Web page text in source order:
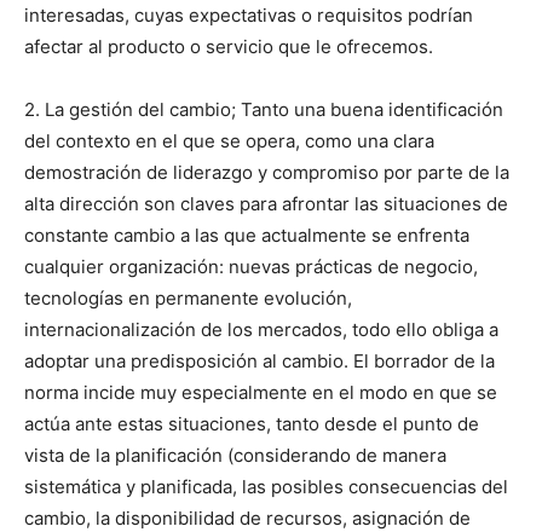
interesadas, cuyas expectativas o requisitos podrían
afectar al producto o servicio que le ofrecemos.
2. La gestión del cambio; Tanto una buena identificación
del contexto en el que se opera, como una clara
demostración de liderazgo y compromiso por parte de la
alta dirección son claves para afrontar las situaciones de
constante cambio a las que actualmente se enfrenta
cualquier organización: nuevas prácticas de negocio,
tecnologías en permanente evolución,
internacionalización de los mercados, todo ello obliga a
adoptar una predisposición al cambio. El borrador de la
norma incide muy especialmente en el modo en que se
actúa ante estas situaciones, tanto desde el punto de
vista de la planificación (considerando de manera
sistemática y planificada, las posibles consecuencias del
cambio, la disponibilidad de recursos, asignación de